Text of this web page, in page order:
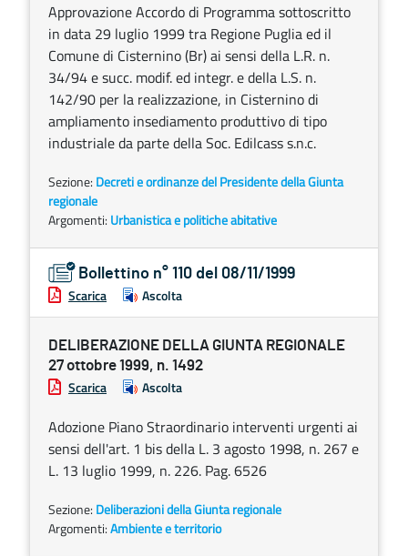
Approvazione Accordo di Programma sottoscritto
in data 29 luglio 1999 tra Regione Puglia ed il
Comune di Cisternino (Br) ai sensi della L.R. n.
34/94 e succ. modif. ed integr. e della L.S. n.
142/90 per la realizzazione, in Cisternino di
ampliamento insediamento produttivo di tipo
industriale da parte della Soc. Edilcass s.n.c.
Sezione: Decreti e ordinanze del Presidente della Giunta
regionale
Argomenti: Urbanistica e politiche abitative
Bollettino n° 110 del 08/11/1999
Scarica Ascolta
DELIBERAZIONE DELLA GIUNTA REGIONALE
27 ottobre 1999, n. 1492
Scarica Ascolta
Adozione Piano Straordinario interventi urgenti ai
sensi dell'art. 1 bis della L. 3 agosto 1998, n. 267 e
L. 13 luglio 1999, n. 226. Pag. 6526
Sezione: Deliberazioni della Giunta regionale
Argomenti:Ambiente e territorio